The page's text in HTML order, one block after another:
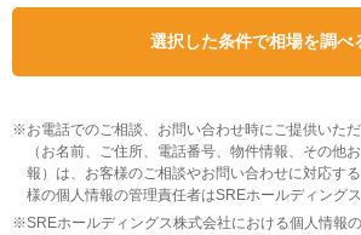
選択した条件で相場を調べ
お電話でのご相談、お問い合わせ時にご提供いた
（お名前、ご住所、電話番号、物件情報、その他
報）は、お客様のご相談やお問い合わせに対応す
様の個人情報の管理責任者はSREホールディングス
SREホールディングス株式会社における個人情報